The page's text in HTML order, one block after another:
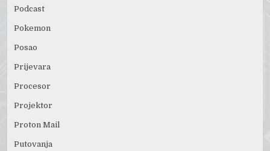
Podcast
Pokemon
Posao
Prijevara
Procesor
Projektor
Proton Mail
Putovanja